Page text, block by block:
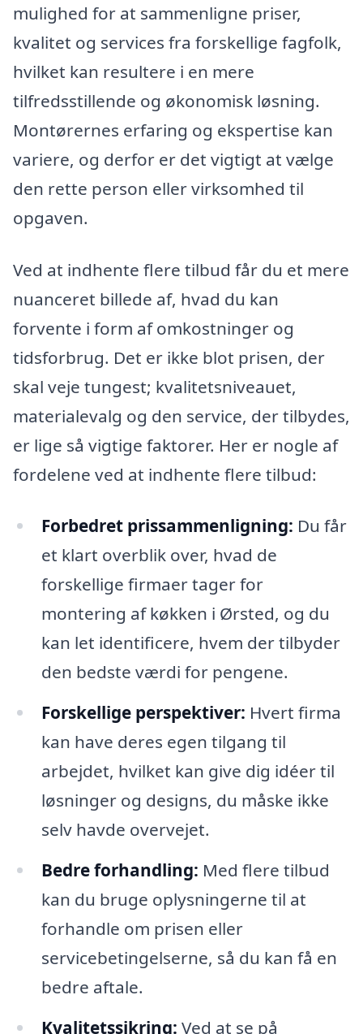
mulighed for at sammenligne priser,
kvalitet og services fra forskellige fagfolk,
hvilket kan resultere i en mere
tilfredsstillende og økonomisk løsning.
Montørernes erfaring og ekspertise kan
variere, og derfor er det vigtigt at vælge
den rette person eller virksomhed til
opgaven.
Ved at indhente flere tilbud får du et mere
nuanceret billede af, hvad du kan
forvente i form af omkostninger og
tidsforbrug. Det er ikke blot prisen, der
skal veje tungest; kvalitetsniveauet,
materialevalg og den service, der tilbydes,
er lige så vigtige faktorer. Her er nogle af
fordelene ved at indhente flere tilbud:
Forbedret prissammenligning: Du får
et klart overblik over, hvad de
forskellige firmaer tager for
montering af køkken i Ørsted, og du
kan let identificere, hvem der tilbyder
den bedste værdi for pengene.
Forskellige perspektiver: Hvert firma
kan have deres egen tilgang til
arbejdet, hvilket kan give dig idéer til
løsninger og designs, du måske ikke
selv havde overvejet.
Bedre forhandling: Med flere tilbud
kan du bruge oplysningerne til at
forhandle om prisen eller
servicebetingelserne, så du kan få en
bedre aftale.
Kvalitetssikring: Ved at se på